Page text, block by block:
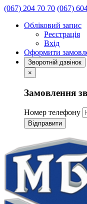
(067) 204 70 70 (067)
Обліковий запис
Реєстрація
Вхід
Оформити
Зворотній дзвінок
×
Замовлення
Номер телефону
Відправити